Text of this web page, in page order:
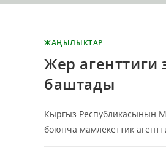
ЖАҢЫЛЫКТАР
Жер агенттиги
баштады
Кыргыз Республикасынын
боюнча мамлекеттик